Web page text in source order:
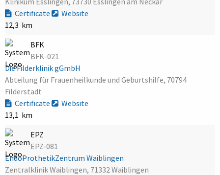
Certificate
Website
12,3 km
BFK
BFK-021
Die Filderklinik gGmbH
Abteilung für Frauenheilkunde und Geburtshilfe, 70794
Filderstadt
Certificate
Website
13,1 km
EPZ
EPZ-081
EndoProthetikZentrum Waiblingen
Zentralklinik Waiblingen, 71332 Waiblingen